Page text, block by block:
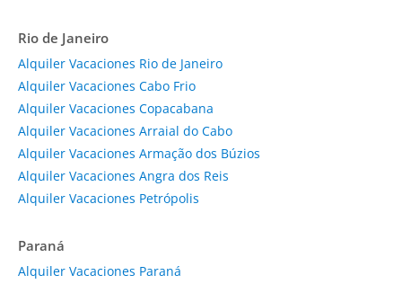
Rio de Janeiro
Alquiler Vacaciones Rio de Janeiro
Alquiler Vacaciones Cabo Frio
Alquiler Vacaciones Copacabana
Alquiler Vacaciones Arraial do Cabo
Alquiler Vacaciones Armação dos Búzios
Alquiler Vacaciones Angra dos Reis
Alquiler Vacaciones Petrópolis
Paraná
Alquiler Vacaciones Paraná